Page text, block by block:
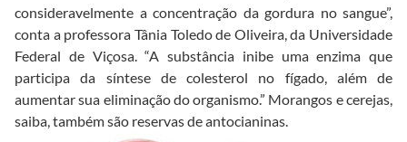
consideravelmente a concentração da gordura no sangue”,
conta a professora Tânia Toledo de Oliveira, da Universidade
Federal de Viçosa. “A substância inibe uma enzima que
participa da síntese de colesterol no fígado, além de
aumentar sua eliminação do organismo.” Morangos e cerejas,
saiba, também são reservas de antocianinas.